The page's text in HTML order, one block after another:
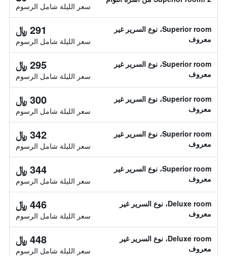
سعر الليلة شامل الرسوم
Superior room، نوع السرير غير
معروف
291 ﷼
سعر الليلة شامل الرسوم
Superior room، نوع السرير غير
معروف
295 ﷼
سعر الليلة شامل الرسوم
Superior room، نوع السرير غير
معروف
300 ﷼
سعر الليلة شامل الرسوم
Superior room، نوع السرير غير
معروف
342 ﷼
سعر الليلة شامل الرسوم
Superior room، نوع السرير غير
معروف
344 ﷼
سعر الليلة شامل الرسوم
Deluxe room، نوع السرير غير
معروف
446 ﷼
سعر الليلة شامل الرسوم
Deluxe room، نوع السرير غير
معروف
448 ﷼
سعر الليلة شامل الرسوم